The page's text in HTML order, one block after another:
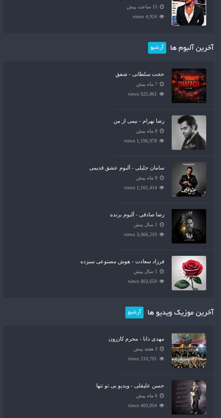
15 ساعت پیش
4,924 views
آخرین آلبوم ها آرشیو
حجت سلطانی - شفق
7 ماه پیش
625,861 views
رضا بهرام - نیمی از من
8 ماه پیش
1,196,978 views
سامان جلیلی - آلبوم عشق قدیمی
8 ماه پیش
1,161,414 views
رضا صادقی - آلبوم برنده
1 سال پیش
3,066,219 views
فرزاد سعادت - هوش مصنوعی سیزده
1 سال پیش
803,659 views
آخرین موزیک ویدیو ها آرشیو
مهدی دانا - محرم کازرون
3 هفته پیش
210,701 views
حسن علیقلی - ویدیو بی تو تنها
6 ماه پیش
403,054 views